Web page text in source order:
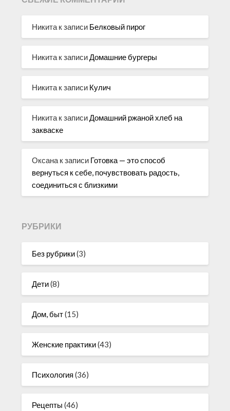
Никита к записи Белковый пирог
Никита к записиДомашние бургеры
Никита к записи Кулич
Никита к записиДомашний ржаной хлеб на
закваске
Оксана к записи Готовка — это способ
вернуться к себе, почувствовать радость,
соединиться с близкими
РУБРИКИ
Без рубрики(3)
Дети(8)
Дом, быт(15)
Женские практики(43)
Психология (36)
Рецепты (46)